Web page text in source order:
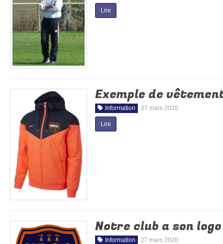
Lire
Exemple de
Information 27 mars 2020
Lire
Notre club a son logo
Information 27 mars 2020